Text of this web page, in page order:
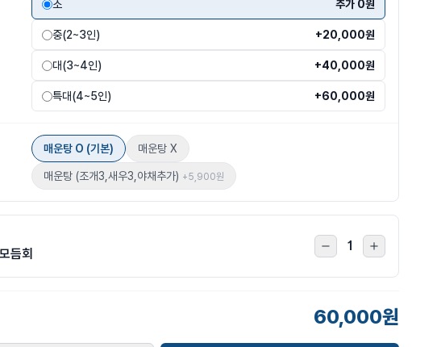
소 추가 0원
중(2~3인) +20,000원
대(3~4인) +40,000원
특대(4~5인) +60,000원
매운탕 O (기본) 매운탕 X
매운탕 (조개3,새우3,야채추가) +5,900원
듬회
1
60,000원